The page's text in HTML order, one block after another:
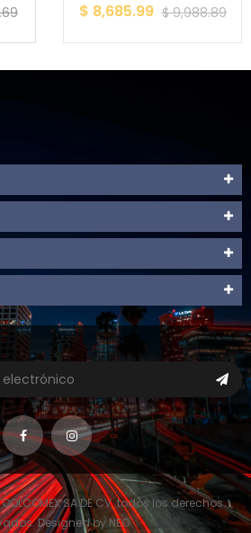
$ 8,685.99 $ 9,988.89
SA DE CV. todos los derechos
Designed by NEO